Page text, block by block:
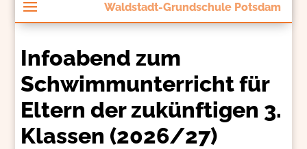
Waldstadt-Grundschule Potsdam
Infoabend zum
Schwimmunterricht für
Eltern der zukünftigen 3.
Klassen (2026/27)